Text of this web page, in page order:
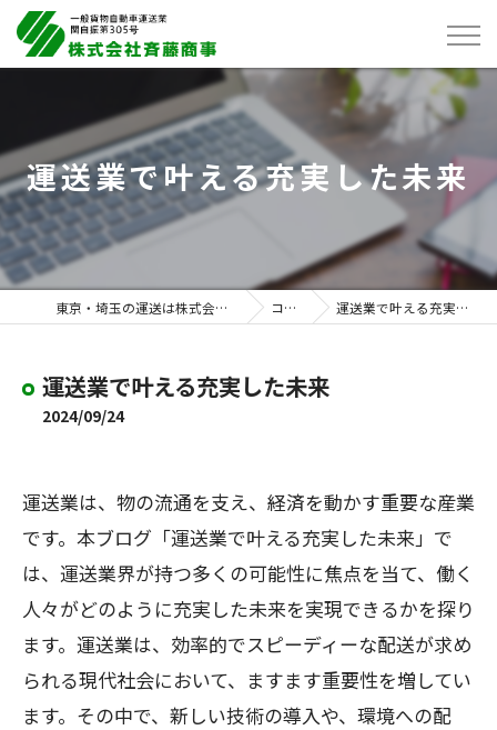
運送業で叶える充実した未来
東京・埼玉の運送は株式会社斉藤商事 コラム 運送業で叶える充実した未来
運送業で叶える充実した未来
2024/09/24
運送業は、物の流通を支え、経済を動かす重要な産業
です。本ブログ「運送業で叶える充実した未来」で
は、運送業界が持つ多くの可能性に焦点を当て、働く
人々がどのように充実した未来を実現できるかを探り
ます。運送業は、効率的でスピーディーな配送が求め
られる現代社会において、ますます重要性を増してい
ます。その中で、新しい技術の導入や、環境への配